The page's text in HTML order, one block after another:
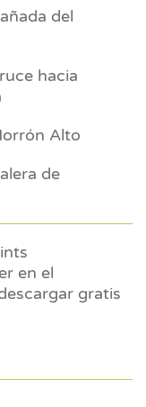
del
hacia
Alto
de
en el
gratis